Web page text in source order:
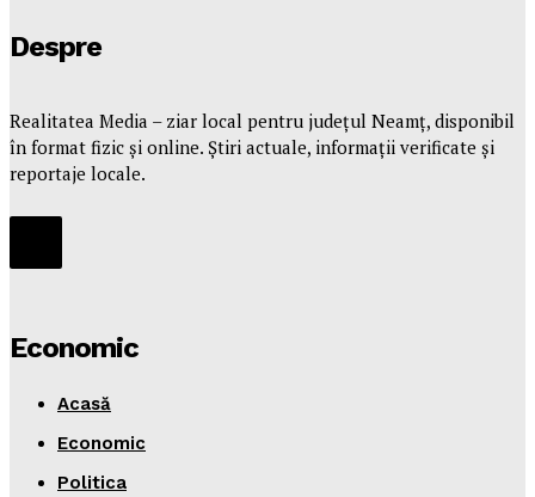
Despre
Realitatea Media – ziar local pentru județul Neamț, disponibil
în format fizic și online. Știri actuale, informații verificate și
reportaje locale.
Economic
Acasă
Economic
Politica